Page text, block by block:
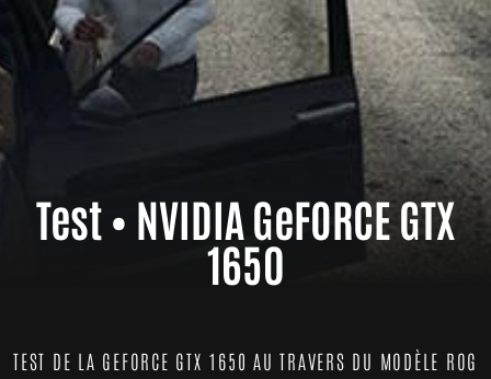
Test • NVIDIA GeFORCE GTX
1650
TEST DE LA GEFORCE GTX 1650 AU TRAVERS DU MODÈLE ROG